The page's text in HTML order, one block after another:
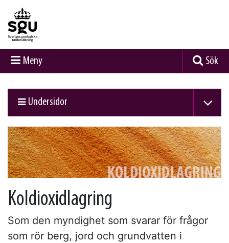
Meny Sök
Undersidor
Koldioxidlagring
Som den myndighet som svarar för frågor
som rör berg, jord och grundvatten i